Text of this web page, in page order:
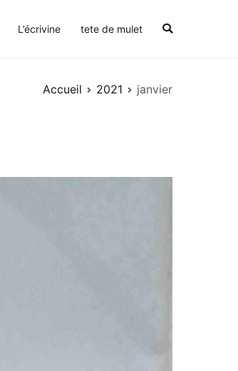
L’écrivine tete de mulet
Accueil 2021 janvier